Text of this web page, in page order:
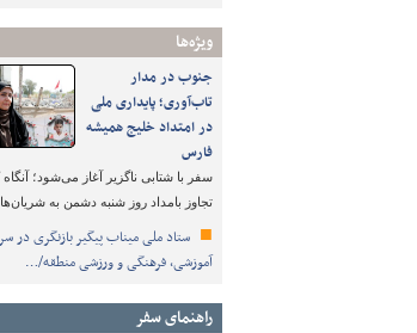
ویژه‌ها
جنوب در مدار
تاب‌آوری؛ پایداری ملی
در امتداد خلیج همیشه
فارس
سفر با شتابی ناگزیر آغاز می‌شود؛ آنگاه
تجاوز بامداد روز شنبه دشمن به
ستاد ملی میناب پیگیر بازنگری در
آموزشی، فرهنگی و ورزشی منطقه/…
راهنمای سفر